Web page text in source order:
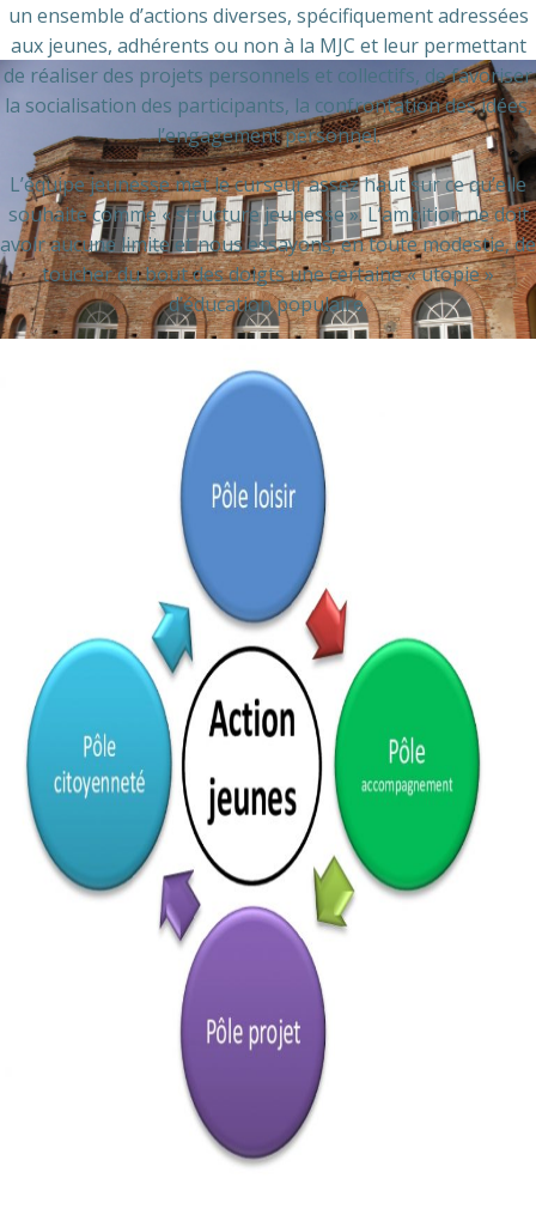
un ensemble d’actions diverses, spécifiquement adressées
aux jeunes, adhérents ou non à la MJC et leur permettant
de réaliser des projets personnels et collectifs, de favoriser
la socialisation des participants, la confrontation des idées,
l’engagement personnel.
L’équipe jeunesse met le curseur assez haut sur ce qu’elle
souhaite comme « structure jeunesse ». L’ambition ne doit
avoir aucune limite et nous essayons, en toute modestie, de
toucher du bout des doigts une certaine « utopie »
d’éducation populaire.